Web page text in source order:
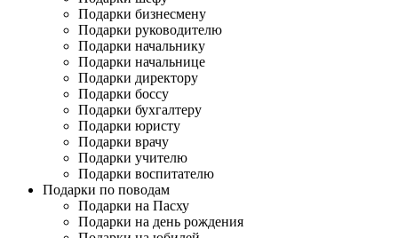
Подарки бизнесмену
Подарки руководителю
Подарки начальнику
Подарки начальнице
Подарки директору
Подарки боссу
Подарки бухгалтеру
Подарки юристу
Подарки врачу
Подарки учителю
Подарки воспитателю
Подарки по поводам
Подарки на Пасху
Подарки на день рождения